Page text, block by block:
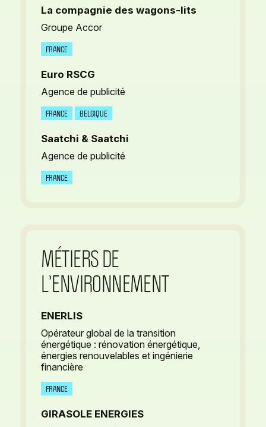
La compagnie des wagons-lits
Groupe Accor
FRANCE
Euro RSCG
Agence de publicité
FRANCE BELGIQUE
Saatchi & Saatchi
Agence de publicité
FRANCE
MÉTIERS DE
L’ENVIRONNEMENT
ENERLIS
Opérateur global de la transition
énergétique : rénovation énergétique,
énergies renouvelables et ingénierie
financière
FRANCE
GIRASOLE ENERGIES